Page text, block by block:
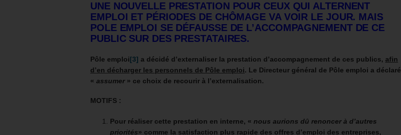
UNE NOUVELLE PRESTATION POUR CEUX QUI ALTERNENT
EMPLOI ET PÉRIODES DE CHÔMAGE VA VOIR LE JOUR. MAIS
POLE EMPLOI SE DÉFAUSSE DE L’ACCOMPAGNEMENT DE CE
PUBLIC SUR DES PRESTATAIRES.
Pôle emploi[3] a décidé d’externaliser la prestation d’accompagnement de ces publics, afin
d’en décharger les personnels de Pôle emploi. Le Directeur général de Pôle emploi a déclaré
« assumer» ce choix de recourir à l’externalisation.
MOTIFS :
Pour réaliser cette prestation en interne, « nous aurions dû renoncer à d’autres
priorités» comme la satisfaction plus rapide des offres d’emploi des entreprises,